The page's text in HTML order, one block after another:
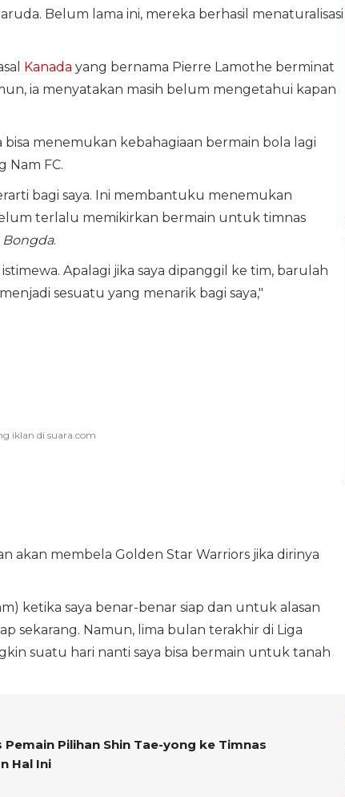
Belum lama ini, mereka berhasil menaturalisasi
Kanada yang bernama Pierre Lamothe berminat
ia menyatakan masih belum mengetahui kapan
menemukan kebahagiaan bermain bola lagi
Nam FC.
bagi saya. Ini membantuku menemukan
terlalu memikirkan bermain untuk timnas
Bongda.
Apalagi jika saya dipanggil ke tim, barulah
sesuatu yang menarik bagi saya,"
akan membela Golden Star Warriors jika dirinya
ketika saya benar-benar siap dan untuk alasan
sekarang. Namun, lima bulan terakhir di Liga
suatu hari nanti saya bisa bermain untuk tanah
Pemain Pilihan Shin Tae-yong ke Timnas
Hal Ini